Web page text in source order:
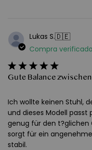
Lukas S.🇩🇪
Compra verificada
Gute Balance
Ich wollte keinen Stuhl,
und dieses Modell
genug für den t?glichen
sorgt für ein
stabil.